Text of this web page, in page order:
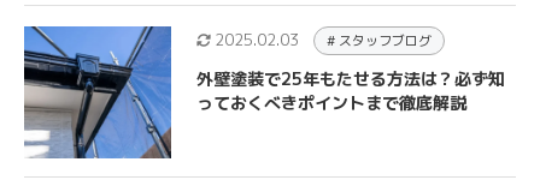
2025.02.03 # スタッフブログ
外壁塗装で25年もたせる方法は？必ず知
っておくべきポイントまで徹底解説